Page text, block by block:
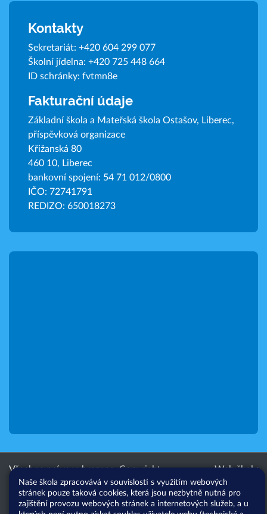
Kontakty
Sekretariát: +420 604 299 077
Školní jídelna: +420 725 448 664
ID schránky: fvtmn8e
Fakturační údaje
Základní škola a Mateřská škola Ostašov, Liberec,
příspěvková organizace
Křižanská 80
460 10, Liberec
bankovní spojení: 54 71 012/0800
IČO: 72741791
REDIZO: 650018273
Všechna práva vyhrazena. Copyright
© 2026 |Mapa stránek|Přihlásit|
Přístupnost stránek| Pravidla
COOKIES
Web školy
Naše škola zpracovává v souvislosti s využitím webových
stránek pouze taková cookies, která jsou nezbytně nutná pro
zajištění provozu webových stránek a internetových služeb, a u